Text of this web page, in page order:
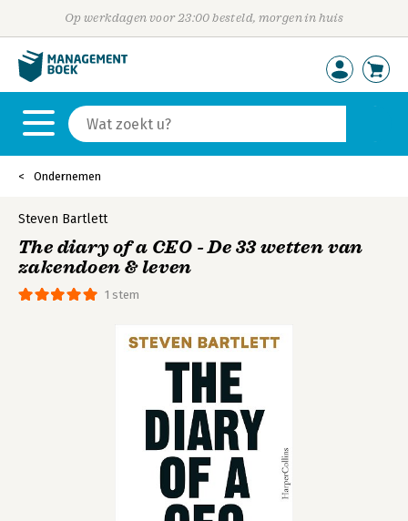
Op werkdagen voor 23:00 besteld, morgen in huis
Ondernemen
1 stem
Steven Bartlett
The diary of a CEO - De 33 wetten van
zakendoen & leven